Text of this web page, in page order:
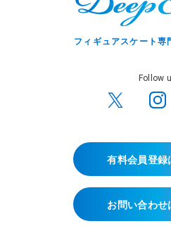
フィギュアスケート専
Follow
有料会員登録
お問い合わせ